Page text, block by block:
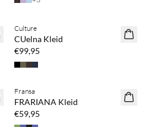
NEUHEITEN
Culture
CUelna Kleid
€99,95
NEUHEITEN
Kaufe mind. 2 & spare 20 %
Fransa
FRARIANA Kleid
€59,95